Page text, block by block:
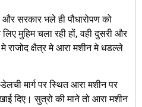
सरकार भले ही पौधारोपण को
मुहिम चला रही हों, वही दुसरी और
राजोद क्षैत्र मे आरा मशीन मे धडल्ले
मार्ग पर स्थित आरा मशीन पर
दिए। सुत्रो की माने तो आरा मशीन